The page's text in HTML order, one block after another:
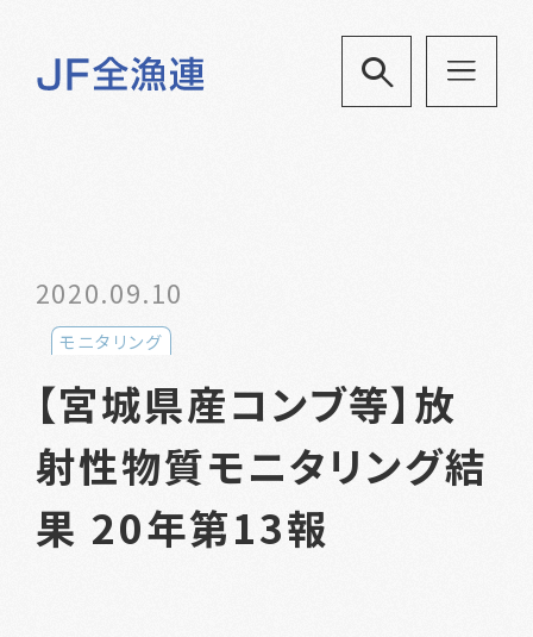
2020.09.10
モニタリング
【宮城県産コンブ等】放
射性物質モニタリング結
果 20年第13報